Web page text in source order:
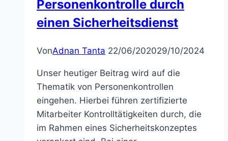
Personenkontrolle durch
einen Sicherheitsdienst
VonAdnan Tanta 22/06/202029/10/2024
Unser heutiger Beitrag wird auf die
Thematik von Personenkontrollen
eingehen. Hierbei führen zertifizierte
Mitarbeiter Kontrolltätigkeiten durch, die
im Rahmen eines Sicherheitskonzeptes